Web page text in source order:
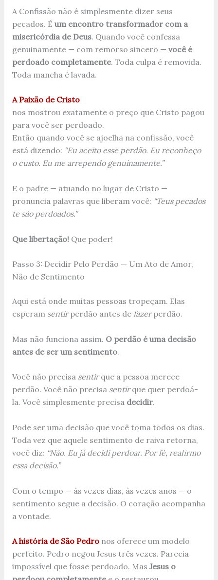
A Confissão não é simplesmente dizer seus
pecados. É um encontro transformador com a
misericórdia de Deus. Quando você confessa
genuinamente — com remorso sincero — você é
perdoado completamente. Toda culpa é removida.
Toda mancha é lavada.
A Paixão de Cristo
nos mostrou exatamente o preço que Cristo pagou
para você ser perdoado.
Então quando você se ajoelha na confissão, você
está dizendo: “Eu aceito esse perdão. Eu reconheço
o custo. Eu me arrependo genuinamente.”
E o padre — atuando no lugar de Cristo —
pronuncia palavras que liberam você: “Teus pecados
te são perdoados.”
Que libertação!Que poder!
Passo 3: Decidir Pelo Perdão — Um Ato de Amor,
Não de Sentimento
Aqui está onde muitas pessoas tropeçam. Elas
esperam sentirperdão antes de fazerperdão.
Mas não funciona assim. O perdão é uma decisão
antes de ser um sentimento.
Você não precisa sentirque a pessoa merece
perdão. Você não precisa sentirque quer perdoá-
la. Você simplesmente precisa decidir.
Pode ser uma decisão que você toma todos os dias.
Toda vez que aquele sentimento de raiva retorna,
você diz: “Não. Eu já decidi perdoar. Por fé, reafirmo
essa decisão.”
Com o tempo — às vezes dias, às vezes anos — o
sentimento segue a decisão. O coração acompanha
a vontade.
A história de São Pedronos oferece um modelo
perfeito. Pedro negou Jesus três vezes. Parecia
impossível que fosse perdoado. Mas Jesus o